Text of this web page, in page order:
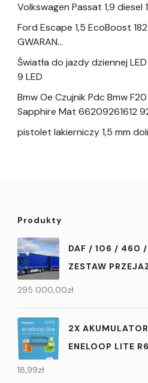
Volkswagen Passat 1,9 diesel
Ford Escape 1,5 EcoBoost
GWARAN…
Światła do jazdy dziennej LED
9 LED
Bmw Oe Czujnik Pdc Bmw
Sapphire Mat 66209261612
pistolet lakierniczy 1,5 mm
Produkty
DAF / 106 / 460
ZESTAW
295 000,00zł
2X
ENELOOP LITE
18,99zł